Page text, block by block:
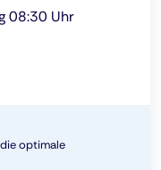
08:30 Uhr
optimale